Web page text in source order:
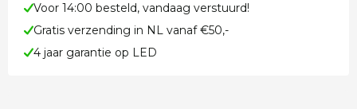
Voor 14:00 besteld, vandaag verstuurd!
Gratis verzending in NL vanaf €50,-
4 jaar garantie op LED